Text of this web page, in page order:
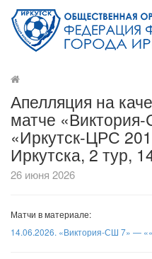
Апелляция на
матче
«Иркутск-ЦРС
Иркутска, 2 тур,
26 июня 2026
Матчи в материале:
14.06.2026. «Виктория-СШ 7» —